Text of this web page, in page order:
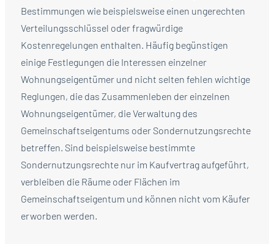
Bestimmungen wie beispielsweise einen ungerechten
Verteilungsschlüssel oder fragwürdige
Kostenregelungen enthalten. Häufig begünstigen
einige Festlegungen die Interessen einzelner
Wohnungseigentümer und nicht selten fehlen wichtige
Reglungen, die das Zusammenleben der einzelnen
Wohnungseigentümer, die Verwaltung des
Gemeinschaftseigentums oder Sondernutzungsrechte
betreffen. Sind beispielsweise bestimmte
Sondernutzungsrechte nur im Kaufvertrag aufgeführt,
verbleiben die Räume oder Flächen im
Gemeinschaftseigentum und können nicht vom Käufer
erworben werden.